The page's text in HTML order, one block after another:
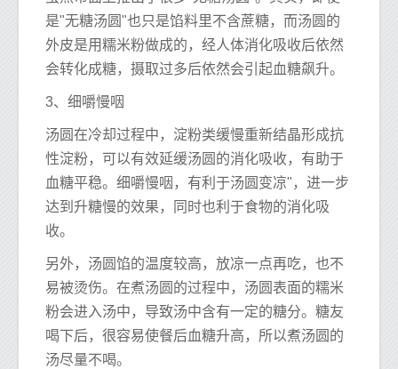
是"无糖汤圆"也只是馅料里不含蔗糖，而汤圆的
外皮是用糯米粉做成的，经人体消化吸收后依然
会转化成糖，摄取过多后依然会引起血糖飙升。
3、细嚼慢咽
汤圆在冷却过程中，淀粉类缓慢重新结晶形成抗
性淀粉，可以有效延缓汤圆的消化吸收，有助于
血糖平稳。细嚼慢咽，有利于汤圆变凉"，进一步
达到升糖慢的效果，同时也利于食物的消化吸
收。
另外，汤圆馅的温度较高，放凉一点再吃，也不
易被烫伤。在煮汤圆的过程中，汤圆表面的糯米
粉会进入汤中，导致汤中含有一定的糖分。糖友
喝下后，很容易使餐后血糖升高，所以煮汤圆的
汤尽量不喝。